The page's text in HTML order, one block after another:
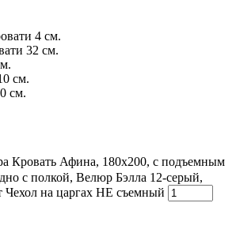
4 см.
32 см.
см.
см.
Кровать Афина, 180x200, с подъемным
с полкой, Велюр Бэлла 12-серый,
Чехол на царгах НЕ съемный